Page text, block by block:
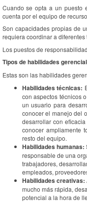
Cuando se opta a un puesto
cuenta por el equipo de
Son capacidades propias de
requiera coordinar a
Los puestos de
Tipos de habilidades
Estas son las habilidades
Habilidades técnicas:
con aspectos técnicos
un usuario para
conocer el manejo del
desarrollar con
conocer ampliamente
resto del equipo.
Habilidades humanas:
responsable de una
trabajadores,
empleados,
Habilidades creativas:
mucho más rápida,
potencial a la hora de